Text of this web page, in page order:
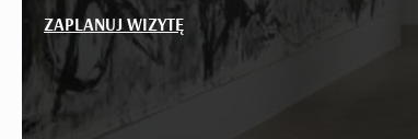
ZAPLANUJ WIZYTĘ